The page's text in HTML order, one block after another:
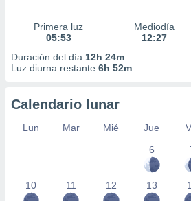
Primera luz
05:53
Mediodía
12:27
Duración del día 12h 24m
Luz diurna restante 6h 52m
Calendario lunar
Lun Mar Mié Jue
6
10 11 12 13